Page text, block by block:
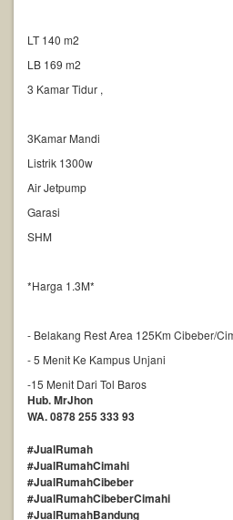
LT 140 m2
LB 169 m2
3 Kamar Tidur ,
3Kamar Mandi
Listrik 1300w
Air Jetpump
Garasi
SHM
*Harga 1.3M*
- Belakang Rest Area 125Km Cibeber/
- 5 Menit Ke Kampus Unjani
-15 Menit Dari Tol Baros
Hub. MrJhon
WA. 0878 255 333 93
#JualRumah
#JualRumahCimahi
#JualRumahCibeber
#JualRumahCibeberCimahi
#JualRumahBandung